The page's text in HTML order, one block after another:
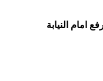
امام النيابة